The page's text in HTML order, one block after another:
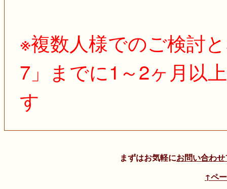
※複数人様でのご検討
7」までに1～2ヶ月以
す
まずはお気軽にお問い合わ
↑ペ